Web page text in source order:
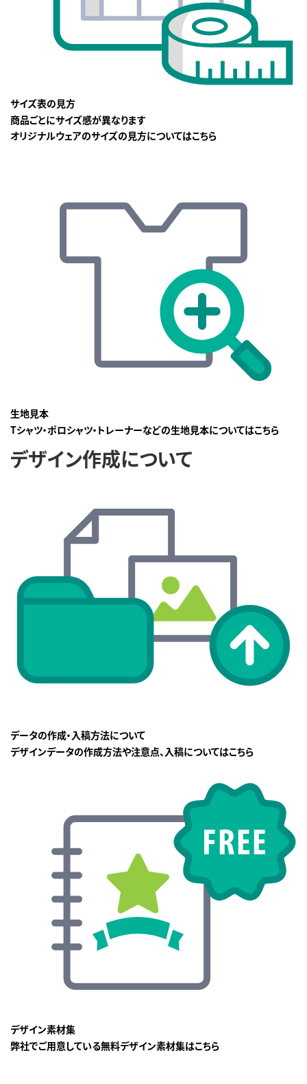
サイズ表の見方
商品ごとにサイズ感が異なります
オリジナルウェアのサイズの見方についてはこちら
生地見本
Tシャツ・ポロシャツ・トレーナーなどの生地見本についてはこちら
デザイン作成について
データの作成・入稿方法について
デザインデータの作成方法や注意点、入稿についてはこちら
デザイン素材集
弊社でご用意している無料デザイン素材集はこちら